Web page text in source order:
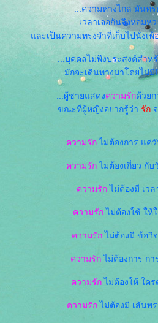
...ความห่างไกล มันท
เวลาเจอกันจึงหอมห
ละเป็นความทรงจำที่เก็บไปนั่งเพ้
...บุคคลไม่พึงประสงค์สำห
มักจะเดินทางมาโดยไม่
...ผู้ชายแสดงความรักด้วยก
ขณะที่ผู้หญิงอยากรู้ว่า รัก
ความรักไม่ต้องการ แค่วั
ความรักไม่ต้องเกี่ยว กับ
ความรักไม่ต้องมี เวล
ความรักไม่ต้องใช้ ให้
ความรักไม่ต้องมี ข้อวิ
ความรักไม่ต้องการ กา
ความรักไม่ต้องให้ ใคร
ความรักไม่ต้องมี เส้นพ